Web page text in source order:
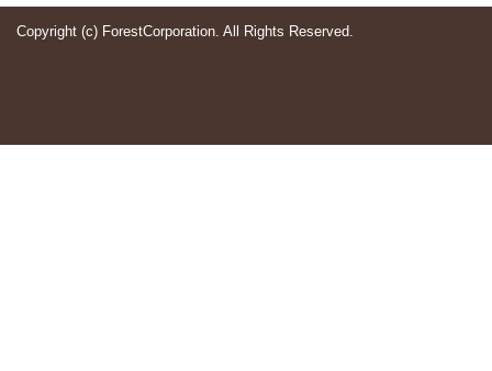
Copyright (c) ForestCorporation. All Rights Reserved.